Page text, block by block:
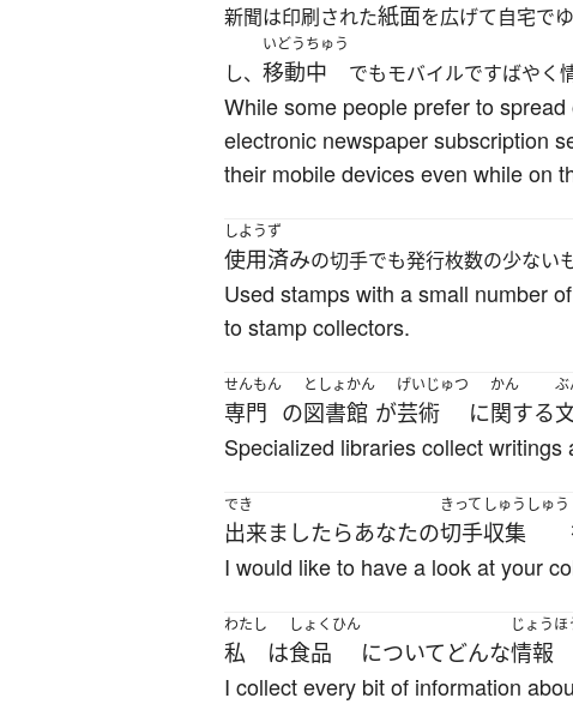
新聞は印刷された紙面を広げて自宅で
し、
いどうちゅう
移動中 でもモバイルですばやく
While some people prefer to
electronic newspaper subscription
their mobile devices even while on
しようず
使用済みの切手でも発行枚数の少ない
Used stamps with a small number
to stamp collectors.
せんもん
専門 の
としょかん
図書館 が
げいじゅつ
芸術 に
かん
関する
ぶ
Specialized libraries collect writings
でき
出来ましたらあなたの
きって
切手
しゅうしゅう
収集
I would like to have a look at your
わたし
私 は
しょくひん
食品 について どんな
じょうほ
情報
I collect every bit of information